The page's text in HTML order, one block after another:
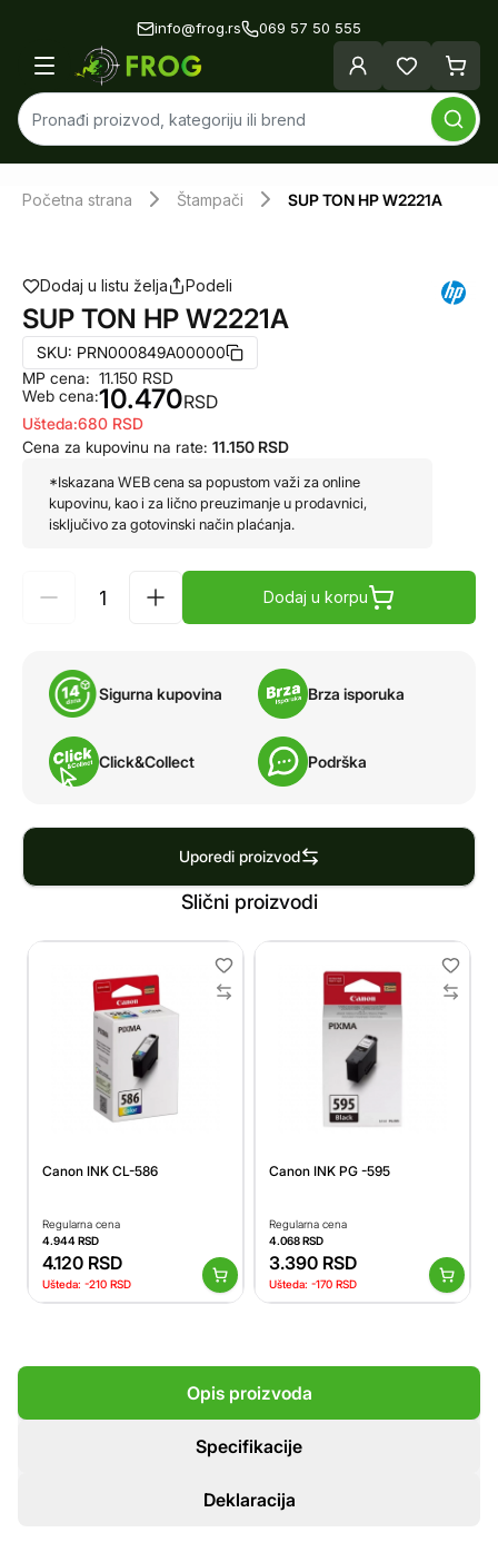
info@frog.rs 069 57 50 555
Početna strana Štampači SUP TON HP W2221A
Dodaj u listu želja Podeli
SUP TON HP W2221A
SKU: PRN000849A00000
MP cena:
Web cena:
11.150 RSD
10.470RSD
Ušteda:680 RSD
Cena za kupovinu na rate: 11.150 RSD
*Iskazana WEB cena sa popustom važi za online
kupovinu, kao i za lično preuzimanje u prodavnici,
isključivo za gotovinski način plaćanja.
Dodaj u korpu
Sigurna kupovina Brza isporuka
Click&Collect Podrška
Uporedi proizvod
Slični proizvodi
Canon INK CL-586
Regularna cena
4.944RSD
4.120 RSD
Ušteda: -210 RSD
Canon INK PG -595
Regularna cena
4.068RSD
3.390 RSD
Ušteda: -170 RSD
Opis proizvoda
Specifikacije
Deklaracija